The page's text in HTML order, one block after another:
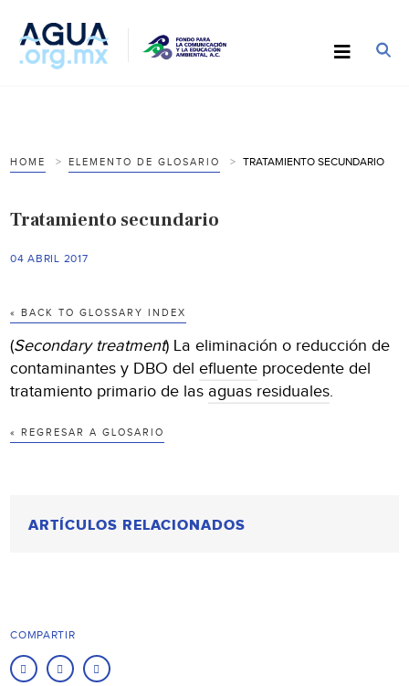
HOME ELEMENTO DE GLOSARIO TRATAMIENTO SECUNDARIO
Tratamiento secundario
04 ABRIL 2017
« BACK TO GLOSSARY INDEX
(Secondary treatment) La eliminación o reducción de
contaminantes y DBO delefluente procedente del
tratamiento primario de las aguas residuales.
« REGRESAR A GLOSARIO
ARTÍCULOS RELACIONADOS
COMPARTIR